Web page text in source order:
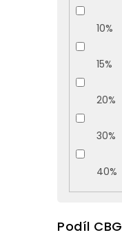
10%
15%
20%
30%
40%
Podíl CBG